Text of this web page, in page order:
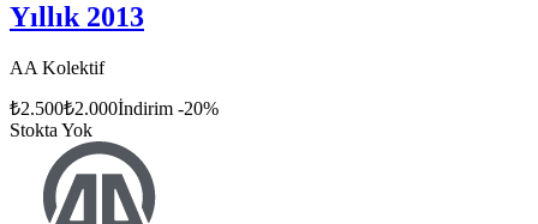
Yıllık 2013
AA Kolektif
₺2.500₺2.000İndirim -20%
Stokta Yok